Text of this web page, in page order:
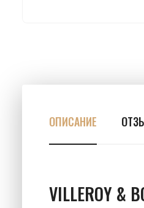
ОПИСАНИЕ
VILLEROY &